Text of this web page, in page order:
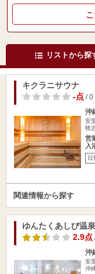
リストから探
キクラニサウナ
-点/ 0
沖
安
牧
営
入
日
関連情報から探す
ゆんたくあしび温
2.9点
沖
安
沖